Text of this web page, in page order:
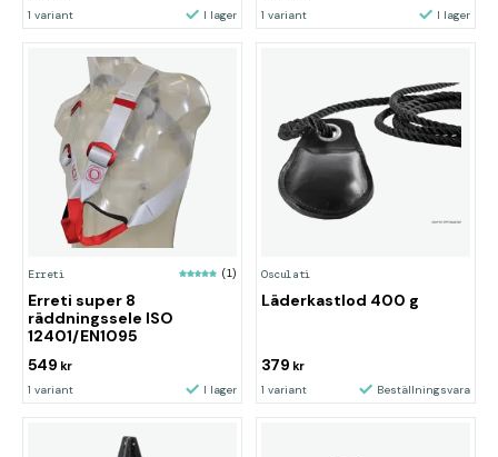
1 variant I lager 1 variant I lager
Erreti (1)
Erreti super 8
räddningssele ISO
12401/EN1095
549 kr
1 variant I lager
Osculati
Läderkastlod 400 g
379 kr
1 variant Beställningsvara